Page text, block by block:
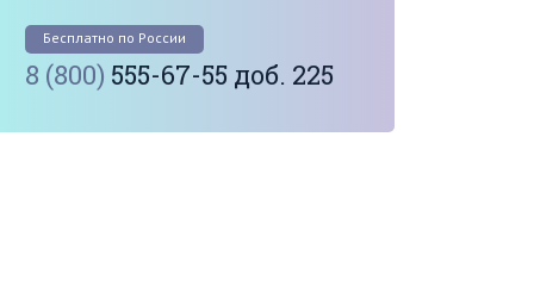
Бесплатно по России
8 (800) 555-67-55 доб. 225